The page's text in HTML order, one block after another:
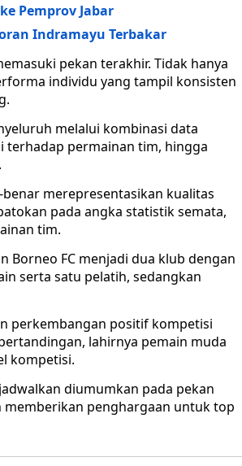
Pemprov Jabar
Indramayu Terbakar
pekan terakhir. Tidak hanya
individu yang tampil konsisten
melalui kombinasi data
terhadap permainan tim, hingga
merepresentasikan kualitas
pada angka statistik semata,
tim.
Borneo FC menjadi dua klub dengan
serta satu pelatih, sedangkan
perkembangan positif kompetisi
lahirnya pemain muda
kompetisi.
diumumkan pada pekan
memberikan penghargaan untuk top